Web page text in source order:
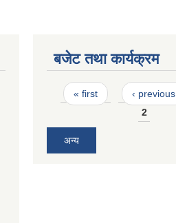
बजेट तथा कार्यक्रम
Pages
« first ‹ previous
2
अन्य